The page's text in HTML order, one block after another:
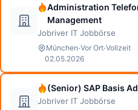
Administration
Management
Jobriver IT Jobbörse
München·Vor Ort·Vollzeit
02.05.2026
(Senior) SAP Basis
Jobriver IT Jobbörse